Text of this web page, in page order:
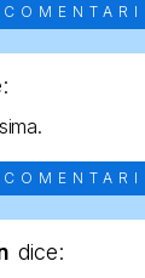
dice: